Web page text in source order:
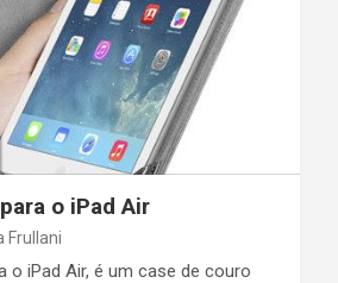
o iPad Air
Frullani
o iPad Air, é um case de couro